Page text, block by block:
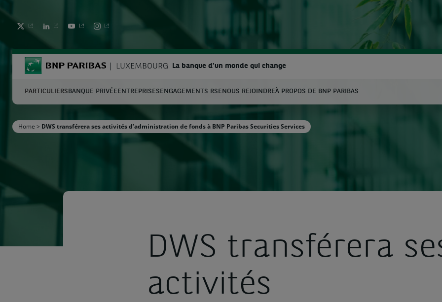
TWITTER LINKEDIN YOUTUBE INSTAGRAM
BNP Paribas LUXEMBOURG La banque d'un monde qui change
Entrez les termes à rechercher Chercher
PARTICULIERS BANQUE PRIVÉE ENTREPRISES ENGAGEMENTS RSE NOUS REJOINDREÀ PROPOS DE BNP PARIBAS
Home > DWS transférera ses activités d’administration de fonds à BNP Paribas Securities Services
DWS transférera
activités